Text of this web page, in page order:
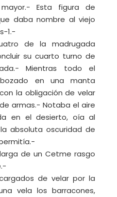
Esta figura de
daba nombre al viejo
1.-
de la madrugada
su cuarto turno de
Mientras todo el
en una manta
la obligación de velar
armas.- Notaba el aire
en el desierto, oía al
absoluta oscuridad de
de un Cetme rasgo
de velar por la
vela los barracones,